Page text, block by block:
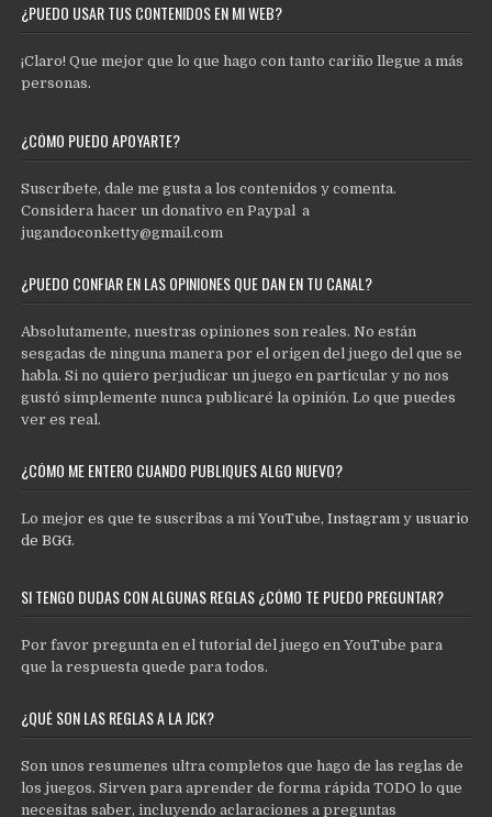
¿PUEDO USAR TUS CONTENIDOS EN MI WEB?
¡Claro! Que mejor que lo que hago con tanto cariño llegue a más
personas.
¿CÓMO PUEDO APOYARTE?
Suscríbete, dale me gusta a los contenidos y comenta.
Considera hacer un donativo en Paypal a
jugandoconketty@gmail.com
¿PUEDO CONFIAR EN LAS OPINIONES QUE DAN EN TU CANAL?
Absolutamente, nuestras opiniones son reales. No están
sesgadas de ninguna manera por el origen del juego del que se
habla. Si no quiero perjudicar un juego en particular y no nos
gustó simplemente nunca publicaré la opinión. Lo que puedes
ver es real.
¿CÓMO ME ENTERO CUANDO PUBLIQUES ALGO NUEVO?
Lo mejor es que te suscribas a miYouTube,Instagram y usuario
de BGG.
SI TENGO DUDAS CON ALGUNAS REGLAS ¿CÓMO TE PUEDO PREGUNTAR?
Por favor pregunta en el tutorial del juego en YouTube para
que la respuesta quede para todos.
¿QUÉ SON LAS REGLAS A LA JCK?
Son unos resumenes ultra completos que hago de las reglas de
los juegos. Sirven para aprender de forma rápida TODO lo que
necesitas saber, incluyendo aclaraciones a preguntas